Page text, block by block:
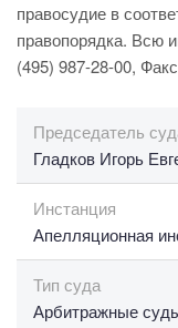
правосудие в
правопорядка. Всю
(495) 987-28-00,
Председатель
Гладков Игорь
Инстанция
Апелляционная
Тип суда
Арбитражные